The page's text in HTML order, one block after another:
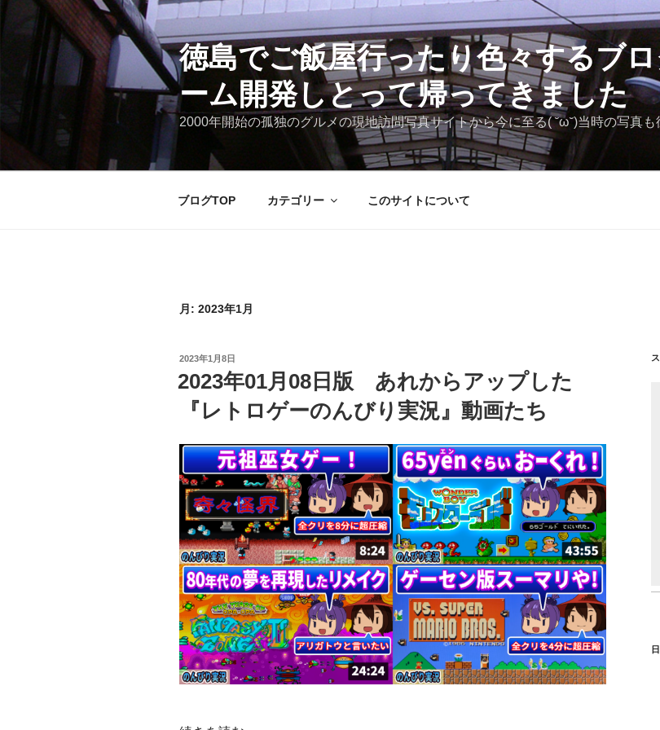
ン
へ
ス
キ
徳島でご飯屋行ったり色々するブ
ーム開発しとって帰ってきました
2000年開始の孤独のグルメの現地訪問写真サイトから今に至る( ˘ω˘)当時の写真
ブログTOP カテゴリー このサイトについて
月: 2023年1月
投
日:
2023年1月8日
2023年01月08日版 あれからアップした
『レトロゲーのんびり実況』動画たち